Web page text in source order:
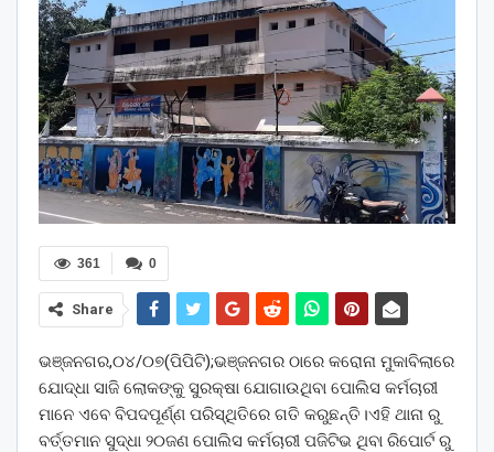
0
361
Share
ଭଞ୍ଜନଗର,୦୪/୦୭(ପିପିଟି);ଭଞ୍ଜନଗର ଠାରେ କରୋନା ମୁକାବିଲାରେ
ଯୋଦ୍ଧା ସାଜି ଲୋକଙ୍କୁ ସୁରକ୍ଷା ଯୋଗାଉଥିବା ପୋଲିସ କର୍ମଚାରୀ
ମାନେ ଏବେ ବିପଦପୂର୍ଣ୍ଣ ପରିସ୍ଥିତିରେ ଗତି କରୁଛନ୍ତି।ଏହି ଥାନା ରୁ
ବର୍ତ୍ତମାନ ସୁଦ୍ଧା ୨୦ଜଣ ପୋଲିସ କର୍ମଚାରୀ ପଜିଟିଭ ଥିବା ରିପୋର୍ଟ ରୁ